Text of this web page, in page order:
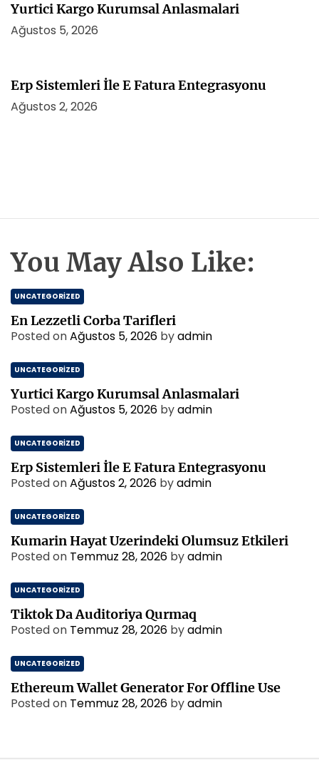
Yurtici Kargo Kurumsal Anlasmalari
Ağustos 5, 2026
Erp Sistemleri İle E Fatura Entegrasyonu
Ağustos 2, 2026
You May Also Like:
UNCATEGORIZED
En Lezzetli Corba Tarifleri
Posted onAğustos 5, 2026 byadmin
UNCATEGORIZED
Yurtici Kargo Kurumsal Anlasmalari
Posted onAğustos 5, 2026 byadmin
UNCATEGORIZED
Erp Sistemleri İle E Fatura Entegrasyonu
Posted onAğustos 2, 2026 byadmin
UNCATEGORIZED
Kumarin Hayat Uzerindeki Olumsuz Etkileri
Posted on Temmuz 28, 2026 byadmin
UNCATEGORIZED
Tiktok Da Auditoriya Qurmaq
Posted on Temmuz 28, 2026 byadmin
UNCATEGORIZED
Ethereum Wallet Generator For Offline Use
Posted on Temmuz 28, 2026 byadmin